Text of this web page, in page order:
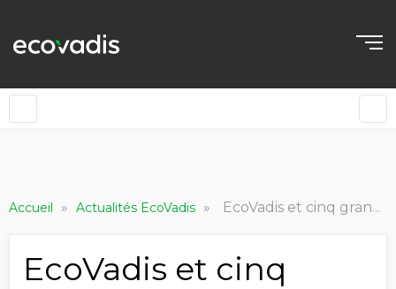
Accueil » Actualités EcoVadis » EcoVadis et cinq grands acteurs de la grande distribution lancent la Retail Impact Initiative
EcoVadis et cinq